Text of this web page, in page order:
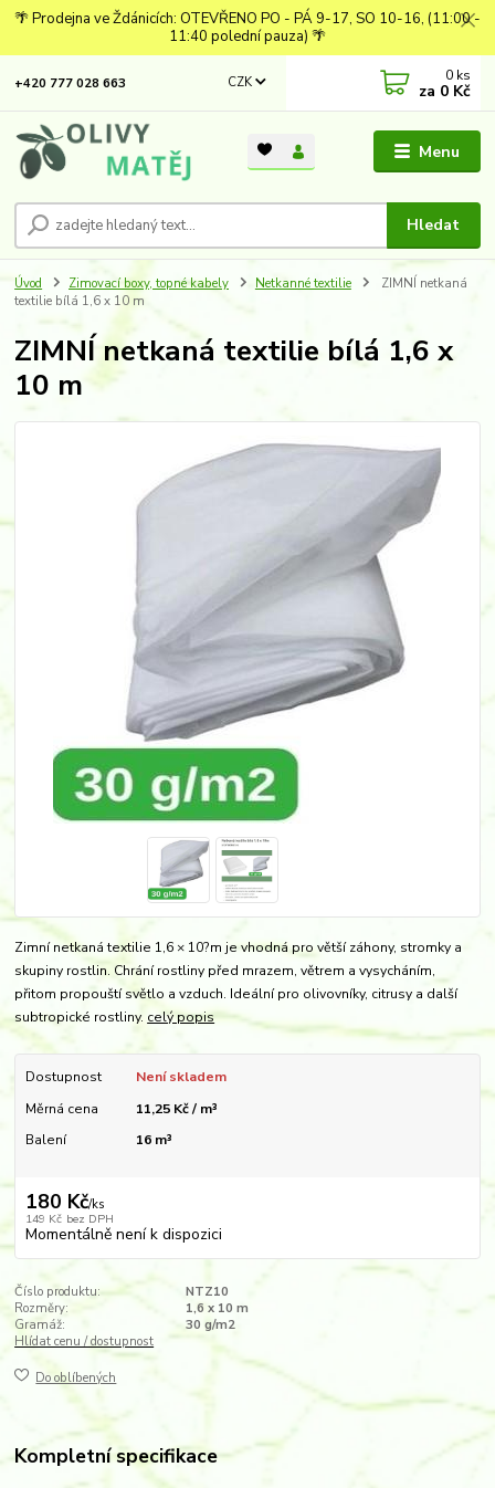
🌴 Prodejna ve Ždánicích: OTEVŘENO PO - PÁ 9-17, SO 10-16, (11:00 -
11:40 polední pauza) 🌴
Menu
CZK
Hledat
+420 777 028 663 0 ks
za 0 Kč
Úvod Zimovací boxy, topné kabely Netkanné textilie
ZIMNÍ netkaná
textilie bílá 1,6 x 10 m
ZIMNÍ netkaná textilie bílá 1,6 x
10 m
Zimní netkaná textilie 1,6 × 10?m je vhodná pro větší záhony, stromky a
skupiny rostlin. Chrání rostliny před mrazem, větrem a vysycháním,
přitom propouští světlo a vzduch. Ideální pro olivovníky, citrusy a další
subtropické rostliny. celý popis
Dostupnost
Není skladem
Měrná cena
11,25 Kč / m³
Balení
16 m³
180 Kč/ks
149 Kč bez DPH
Momentálně není k dispozici
Číslo produktu:
NTZ10
Rozměry:
1,6 x 10 m
Gramáž:
30 g/m2
Hlídat cenu / dostupnost
Do oblíbených
Kompletní specifikace